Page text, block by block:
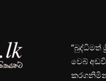
“බුද්ධිමත්
වෙබ්